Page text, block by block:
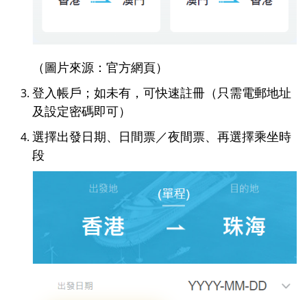
（圖片來源：官方網頁）
登入帳戶；如未有，可快速註冊（只需電郵地址
及設定密碼即可）
選擇出發日期、日間票／夜間票、再選擇乘坐時
段